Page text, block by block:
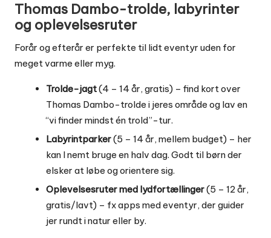
Thomas Dambo-trolde, labyrinter
og oplevelsesruter
Forår og efterår er perfekte til lidt eventyr uden for
meget varme eller myg.
Trolde-jagt(4 – 14 år, gratis) – find kort over
Thomas Dambo-trolde i jeres område og lav en
“vi finder mindst én trold”-tur.
Labyrintparker(5 – 14 år, mellem budget) – her
kan I nemt bruge en halv dag. Godt til børn der
elsker at løbe og orientere sig.
Oplevelsesruter med lydfortællinger(5 – 12 år,
gratis/lavt) – fx apps med eventyr, der guider
jer rundt i natur eller by.